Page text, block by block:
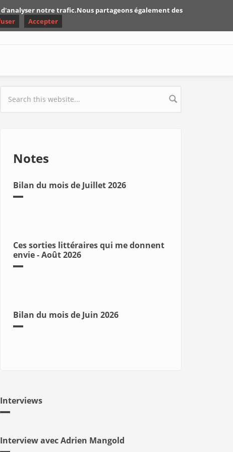
Search form
Notes
Bilan du mois de Juillet 2026
Ces sorties littéraires qui me donnent
envie - Août 2026
Bilan du mois de Juin 2026
Interviews
Interview avec Adrien Mangold
notre trafic.Nous partageons également des
Accepter